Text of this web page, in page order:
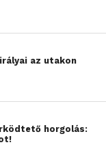
törésvonalat
még mindig a
keresi, a
őket.
vagy éppen
a
hanem
az utakon
horgolás: